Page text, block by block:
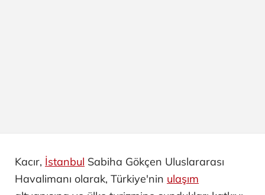
Kacır, İstanbul Sabiha Gökçen Uluslararası
Havalimanı olarak, Türkiye'nin ulaşım